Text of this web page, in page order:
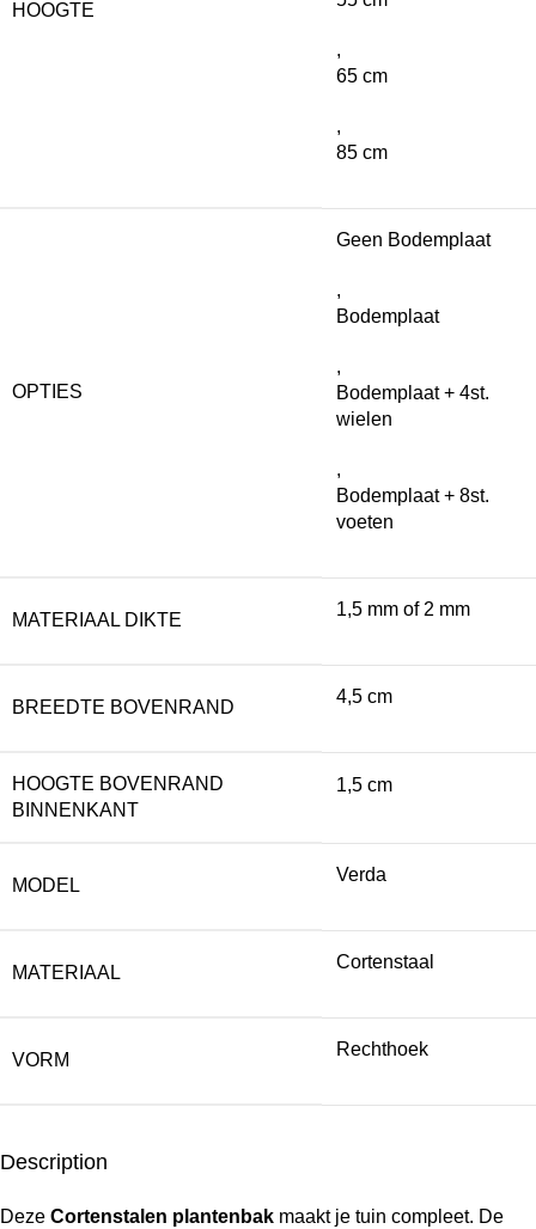
HOOGTE
,
65 cm
,
85 cm
OPTIES
Geen Bodemplaat
,
Bodemplaat
,
Bodemplaat + 4st.
wielen
,
Bodemplaat + 8st.
voeten
MATERIAAL DIKTE
1,5 mm of 2 mm
BREEDTE BOVENRAND
4,5 cm
HOOGTE BOVENRAND
BINNENKANT
1,5 cm
MODEL
Verda
MATERIAAL
Cortenstaal
VORM
Rechthoek
Description
Deze Cortenstalen plantenbak maakt je tuin compleet. De